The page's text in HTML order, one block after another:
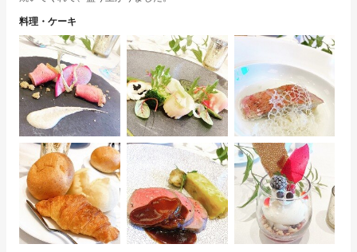
料理・ケーキ